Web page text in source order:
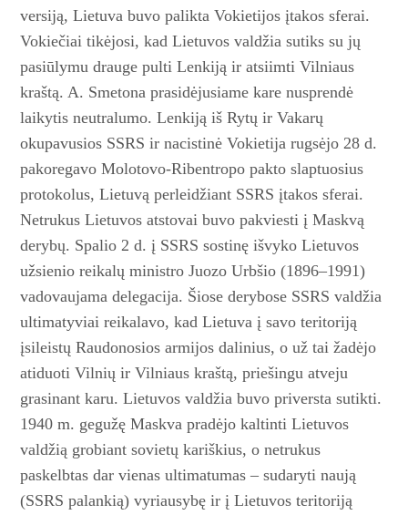
versiją, Lietuva buvo palikta Vokietijos įtakos sferai.
Vokiečiai tikėjosi, kad Lietuvos valdžia sutiks su jų
pasiūlymu drauge pulti Lenkiją ir atsiimti Vilniaus
kraštą. A. Smetona prasidėjusiame kare nusprendė
laikytis neutralumo. Lenkiją iš Rytų ir Vakarų
okupavusios SSRS ir nacistinė Vokietija rugsėjo 28 d.
pakoregavo Molotovo-Ribentropo pakto slaptuosius
protokolus, Lietuvą perleidžiant SSRS įtakos sferai.
Netrukus Lietuvos atstovai buvo pakviesti į Maskvą
derybų. Spalio 2 d. į SSRS sostinę išvyko Lietuvos
užsienio reikalų ministro Juozo Urbšio (1896–1991)
vadovaujama delegacija. Šiose derybose SSRS valdžia
ultimatyviai reikalavo, kad Lietuva į savo teritoriją
įsileistų Raudonosios armijos dalinius, o už tai žadėjo
atiduoti Vilnių ir Vilniaus kraštą, priešingu atveju
grasinant karu. Lietuvos valdžia buvo priversta sutikti.
1940 m. gegužę Maskva pradėjo kaltinti Lietuvos
valdžią grobiant sovietų kariškius, o netrukus
paskelbtas dar vienas ultimatumas – sudaryti naują
(SSRS palankią) vyriausybę ir į Lietuvos teritoriją